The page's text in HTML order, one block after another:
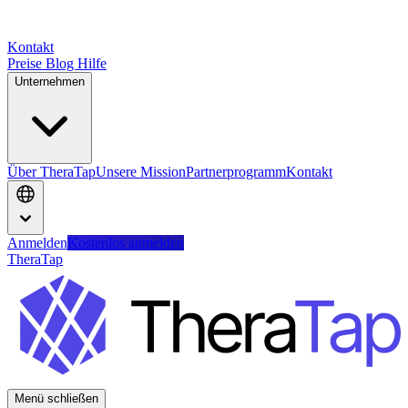
Kontakt
Preise Blog Hilfe
Unternehmen
Über TheraTapUnsere MissionPartnerprogrammKontakt
AnmeldenKostenlos anmelden
TheraTap
Menü schließen